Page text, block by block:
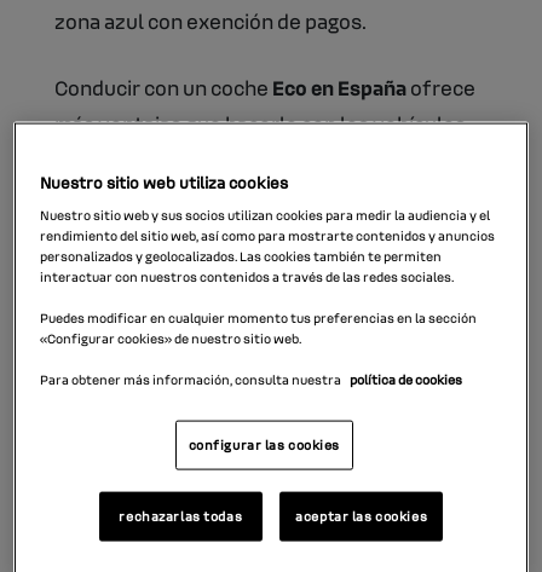
zona azul con exención de pagos.
Conducir con un coche Eco en Españaofrece
más ventajas que hacerlo con los vehículos
amarillas.
Pero algunascondiciones son desconocidas
ejemplo, es frecuente plantearse si un coche
Eco tiene que pagar o no a la hora de aparcar
En este artículo te contamos todo lo
referente a las zonas de aparcamiento y la
etiqueta de los coches Eco, así como otras
Nuestro sitio web utiliza cookies
Nuestro sitio web y sus socios utilizan cookies para medir la audiencia y el
rendimiento del sitio web, así como para mostrarte contenidos y anuncios
personalizados y geolocalizados. Las cookies también te permiten
interactuar con nuestros contenidos a través de las redes sociales.
Puedes modificar en cualquier momento tus preferencias en la sección
«Configurar cookies» de nuestro sitio web.
Para obtener más información, consulta nuestra política de cookies
configurar las cookies
rechazarlas todas aceptar las cookies